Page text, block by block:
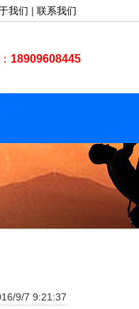
我们 | 联系我们
18909608445
9/7 9:21:37